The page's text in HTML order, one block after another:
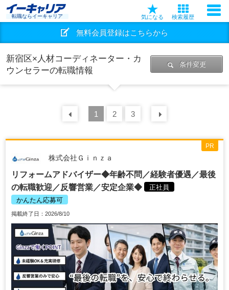
転職ならイーキャリア 気になる 検索履歴
無料会員登録はこちらから
新宿区×人材コーディネーター・カ
ウンセラーの転職情報
条件変更
前の 30
1 2 3
株式会社Ｇｉｎｚａ
リフォームアドバイザー◆年齢不問／経験者優遇／最後
の転職歓迎／反響営業／安定企業◆
正社員
かんたん応募可
掲載終了日：2026/8/10
PR